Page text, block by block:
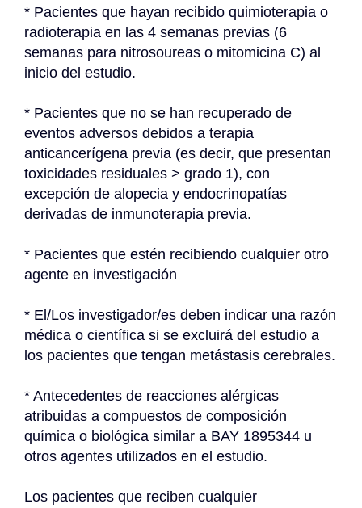
* Pacientes que hayan recibido quimioterapia o
radioterapia en las 4 semanas previas (6
semanas para nitrosoureas o mitomicina C) al
inicio del estudio.
* Pacientes que no se han recuperado de
eventos adversos debidos a terapia
anticancerígena previa (es decir, que presentan
toxicidades residuales > grado 1), con
excepción de alopecia y endocrinopatías
derivadas de inmunoterapia previa.
* Pacientes que estén recibiendo cualquier otro
agente en investigación
* El/Los investigador/es deben indicar una razón
médica o científica si se excluirá del estudio a
los pacientes que tengan metástasis cerebrales.
* Antecedentes de reacciones alérgicas
atribuidas a compuestos de composición
química o biológica similar a BAY 1895344 u
otros agentes utilizados en el estudio.
Los pacientes que reciben cualquier